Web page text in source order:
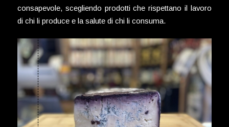
consapevole, scegliendo prodotti che rispettano il lavoro
di chi li produce e la salute di chi li consuma.